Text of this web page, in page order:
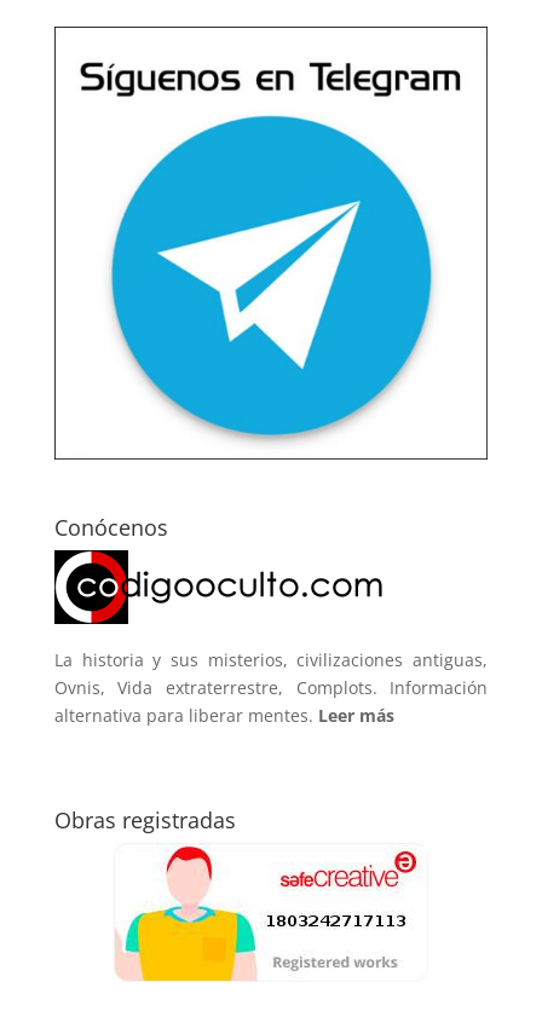
Conócenos
La historia y sus misterios, civilizaciones antiguas,
Ovnis, Vida extraterrestre, Complots. Información
alternativa para liberar mentes. Leer más
Obras registradas